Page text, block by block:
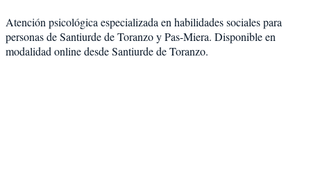
Atención psicológica especializada en habilidades socialespara
personas deSantiurde de ToranzoyPas-Miera. Disponible en
modalidad online desde Santiurde de Toranzo.